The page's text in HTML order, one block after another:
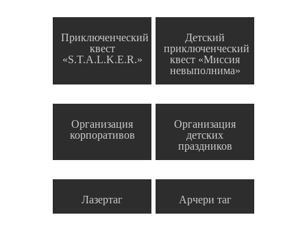
Приключенческий
квест
«S.T.A.L.K.E.R.»
Детский
приключенческий
квест «Миссия
невыполнима»
Организация
корпоративов
Организация
детских
праздников
Лазертаг Арчери таг